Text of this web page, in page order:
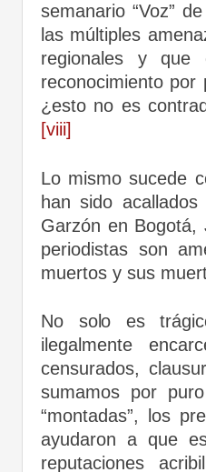
semanario “Voz”
las múltiples
regionales y que
reconocimiento
¿esto no es
[viii]
Lo mismo sucede
han sido
Garzón en Bogotá,
periodistas son
muertos y sus
No solo es
ilegalmente
censurados,
sumamos por
“montadas”, los
ayudaron a que
reputaciones